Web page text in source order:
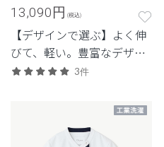
13,090円 (税込)
【デザインで選ぶ】よく伸
びて、軽い。豊富なデザイ
ンから選べる、動きやすさ
3件